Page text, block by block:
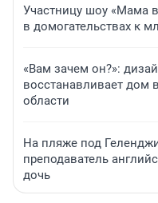
Участницу шоу «Мама
в домогательствах к
«Вам зачем он?»:
восстанавливает дом
области
На пляже под
преподаватель
дочь